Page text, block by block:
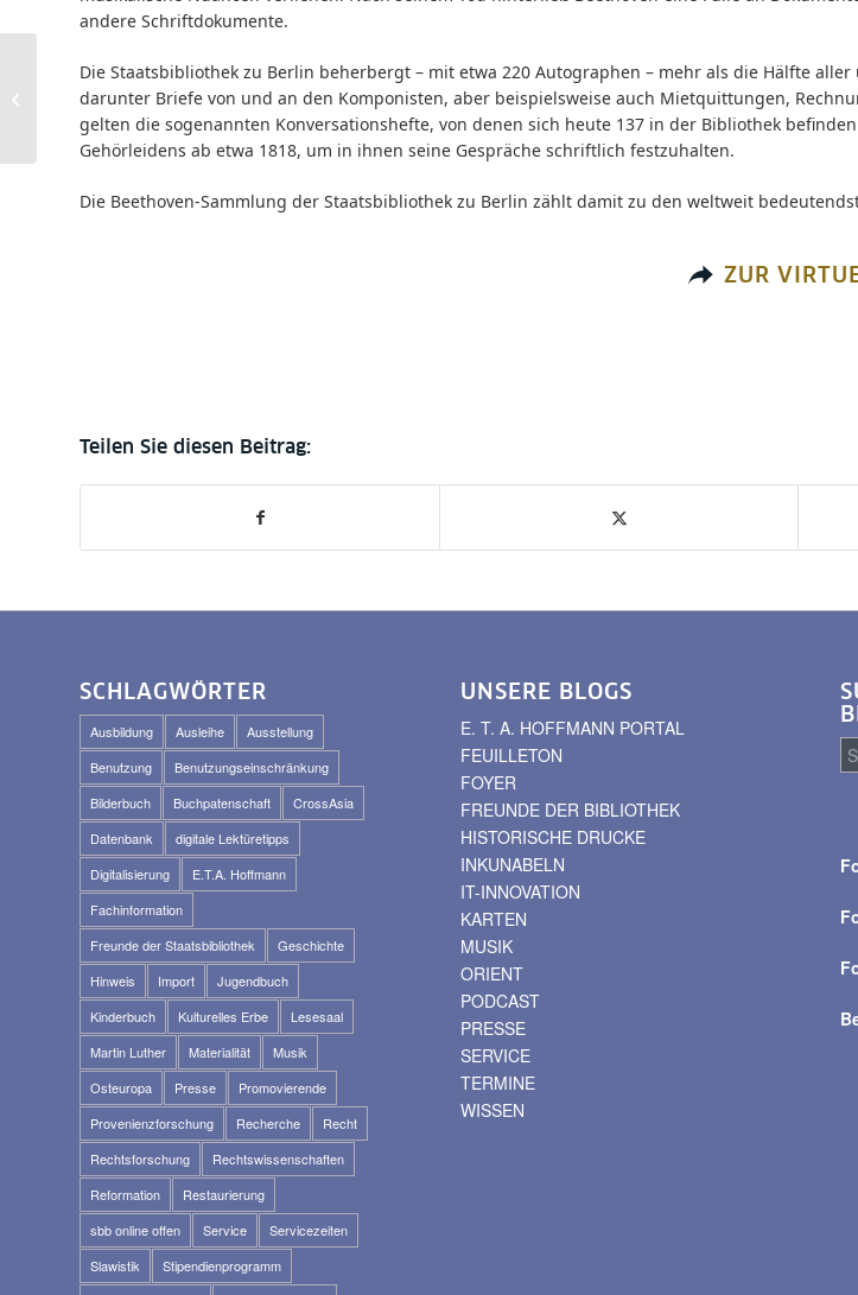
andere Schriftdokumente.
Die Staatsbibliothek zu Berlin beherbergt – mit etwa 220 Autographen – mehr als die Hälfte
darunter Briefe von und an den Komponisten, aber beispielsweise auch Mietquittungen,
gelten die sogenannten Konversationshefte, von denen sich heute 137 in der Bibliothek
Gehörleidens ab etwa 1818, um in ihnen seine Gespräche schriftlich festzuhalten.
Die Beethoven-Sammlung der Staatsbibliothek zu Berlin zählt damit zu den weltweit
ZUR
SCHLAGWÖRTER
Ausbildung Ausleihe
Ausstellung
Benutzung
Benutzungseinschränkung
Bilderbuch
Buchpatenschaft
CrossAsia
Datenbank
digitale Lektüretipps
Digitalisierung
E.T.A. Hoffmann
Fachinformation
Freunde der Staatsbibliothek
Geschichte
Hinweis
Import
Jugendbuch
Kinderbuch
Kulturelles Erbe
Lesesaal
Martin Luther
Materialität
Musik
Osteuropa
Presse
Promovierende
Provenienzforschung
Recherche
Recht
Rechtsforschung
Rechtswissenschaften
Reformation
Restaurierung
sbb online offen
Service
Servicezeiten
Slawistik
Stipendienprogramm
UNSERE BLOGS
E. T. A. HOFFMANN PORTAL
FEUILLETON
FOYER
FREUNDE DER BIBLIOTHEK
HISTORISCHE DRUCKE
INKUNABELN
IT-INNOVATION
KARTEN
MUSIK
ORIENT
PODCAST
PRESSE
SERVICE
TERMINE
WISSEN
-entfällt- Passzwang –
eine Archäologie
fotografischer
Praktiken.
Werkstattgespräch...